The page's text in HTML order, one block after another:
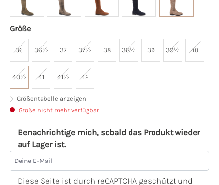
Größe
36 36½ 37 37½ 38 38½ 39 39½ 40
40½ 41 41½ 42
Größentabelle anzeigen
Größe nicht mehr verfügbar
Benachrichtige mich, sobald das Produkt wieder
auf Lager ist.
Deine E-Mail
Diese Seite ist durch reCAPTCHA geschützt und